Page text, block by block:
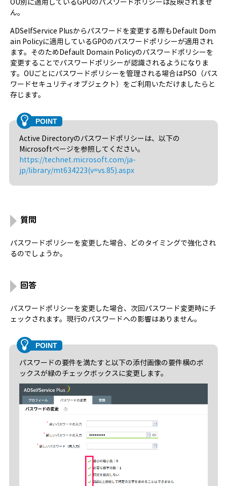
ん。
ADSelfService Plusからパスワードを変更する際もDefault Dom
ain Policyに適用しているGPOのパスワードポリシーが適用され
ます。そのためDefault Domain Policyのパスワードポリシーを
変更することでパスワードポリシーが認識されるようになりま
す。OUごとにパスワードポリシーを管理される場合はPSO（パス
ワードセキュリティオブジェクト）をご利用いただけましたらと
存じます。
Active Directoryのパスワードポリシーは、以下の
Microsoftページを参照してください。
https://technet.microsoft.com/ja-
jp/library/mt634223(v=vs.85).aspx
質問
パスワードポリシーを変更した場合、どのタイミングで強化され
るのでしょうか。
回答
パスワードポリシーを変更した場合、次回パスワード変更時にチ
ェックされます。現行のパスワードへの影響はありません。
パスワードの要件を満たすと以下の添付画像の要件横のボ
ックスが緑のチェックボックスに変更します。